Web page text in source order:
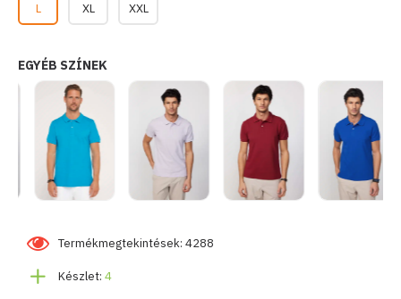
Készlet: 4
Termékmegtekintések: 4288
L
XL XXL
EGYÉB SZÍNEK